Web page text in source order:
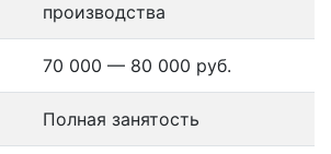
производства
70 000 — 80 000 руб.
Полная занятость